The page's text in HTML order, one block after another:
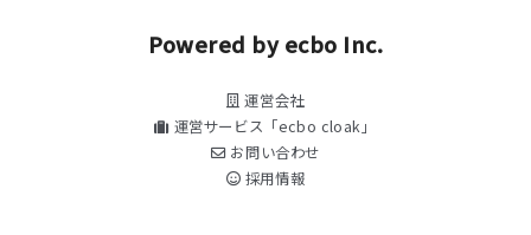
Powered by ecbo Inc.
運営会社
運営サービス「ecbo cloak」
お問い合わせ
採用情報